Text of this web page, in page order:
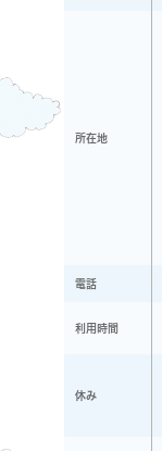
所在地
電話
利用時間
休み